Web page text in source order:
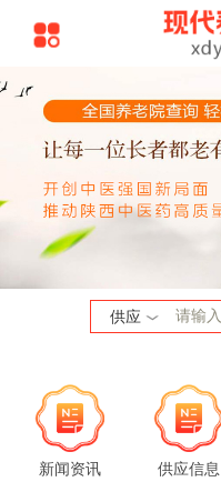
供应
新闻资讯 供应信息